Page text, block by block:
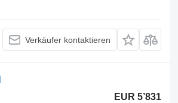
Verkäufer kontaktieren
EUR 5’831